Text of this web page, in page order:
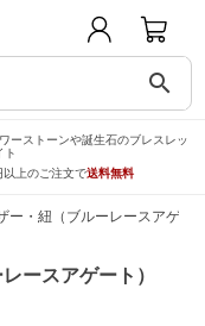
search
ーストーンや誕生石のブレスレッ
ト
上のご注文で送料無料
ー・紐（ブルーレースアゲー
ースアゲート）